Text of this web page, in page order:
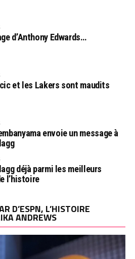
d’Anthony Edwards…
et les Lakers sont maudits
envoie un message à
déjà parmi les meilleurs
l’histoire
D’ESPN, L’HISTOIRE
ANDREWS